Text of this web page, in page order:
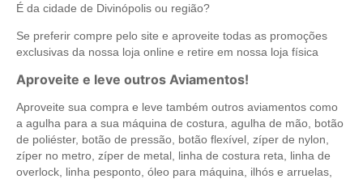
É da cidade de Divinópolis ou região?
Se preferir compre pelo site e aproveite todas as promoções
exclusivas da nossa loja online e retire em nossa loja física
Aproveite e leve outros Aviamentos!
Aproveite sua compra e leve também outros aviamentos como
a agulha para a sua máquina de costura, agulha de mão, botão
de poliéster, botão de pressão, botão flexível, zíper de nylon,
zíper no metro, zíper de metal, linha de costura reta, linha de
overlock, linha pesponto, óleo para máquina, ilhós e arruelas,